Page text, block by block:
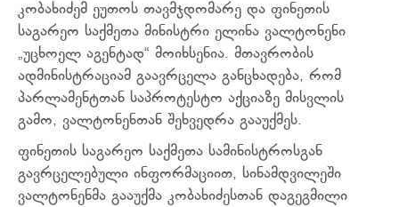
კობახიძემ ეუთოს თავმჯდომარე და ფინეთის
საგარეო საქმეთა მინისტრი ელინა ვალტონენი
„უცხოელ აგენტად“ მოიხსენია. მთავრობის
ადმინისტრაციამ გაავრცელა განცხადება, რომ
პარლამენტთან საპროტესტო აქციაზე მისვლის
გამო, ვალტონენთან შეხვედრა გააუქმეს.
ფინეთის საგარეო საქმეთა სამინისტროსგან
გავრცელებული ინფორმაციით, სინამდვილეში
ვალტონენმა გააუქმა კობახიძესთან დაგეგმილი